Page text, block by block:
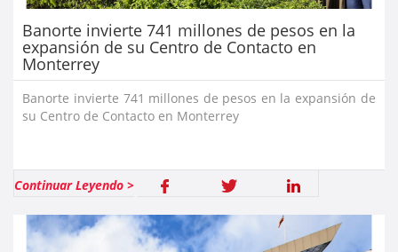
Banorte invierte 741 millones de pesos en la
expansión de su Centro de Contacto en
Monterrey
Banorte invierte 741 millones de pesos en la expansión de
su Centro de Contacto en Monterrey
Continuar Leyendo >